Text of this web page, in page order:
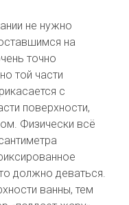
не нужно
на
точно
той части
с
поверхности,
Физически всё
должно деваться.
ванны, тем